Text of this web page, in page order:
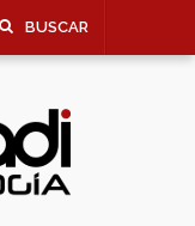
BUSCAR